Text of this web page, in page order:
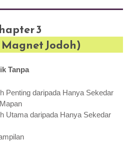
3
Jodoh)
Tanpa
Penting daripada Hanya Sekedar
Utama daripada Hanya Sekedar